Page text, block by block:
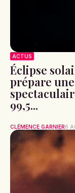
ACTUS
Éclipse
prépare
99,5...
CLÉMENCE GARNIER6